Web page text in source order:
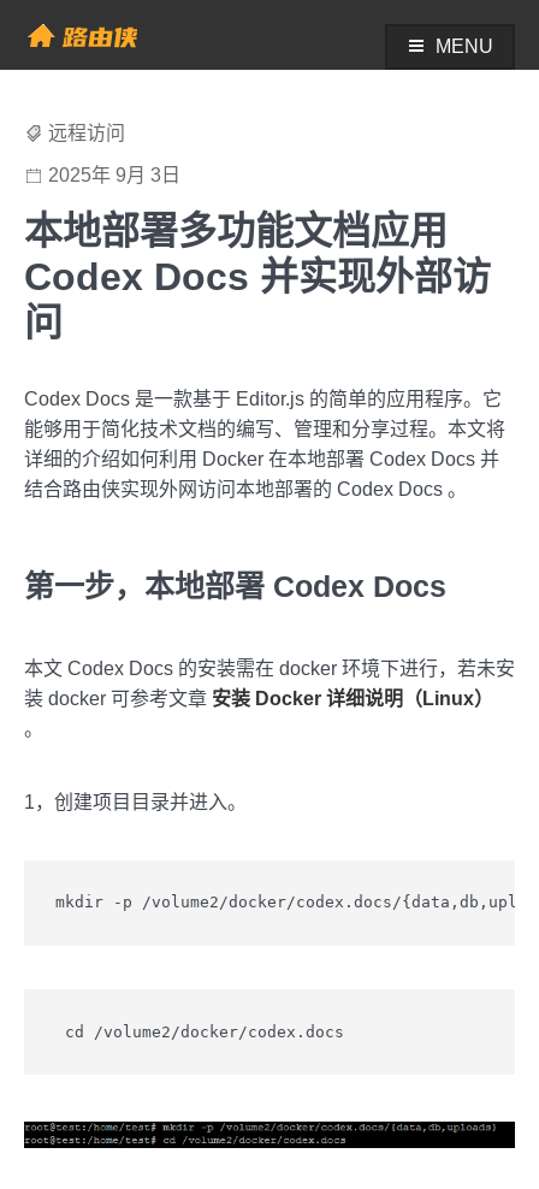
content
帮助中心 - 路由侠
MENU
远程访问
2025年 9月 3日
本地部署多功能文档应用
Codex Docs 并实现外部访
问
Codex Docs 是一款基于 Editor.js 的简单的应用程序。它
能够用于简化技术文档的编写、管理和分享过程。本文将
详细的介绍如何利用 Docker 在本地部署 Codex Docs 并
结合路由侠实现外网访问本地部署的 Codex Docs 。
第一步，本地部署 Codex Docs
本文 Codex Docs 的安装需在 docker 环境下进行，若未安
装 docker 可参考文章 安装 Docker 详细说明（Linux）
。
1，创建项目目录并进入。
mkdir -p /volume2/docker/codex.docs/
cd /volume2/docker/codex.docs